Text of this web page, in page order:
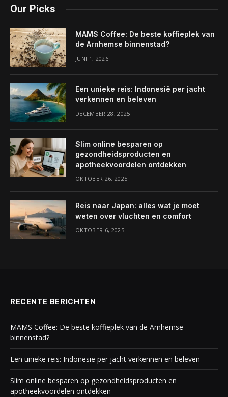
Our Picks
MAMS Coffee: De beste koffieplek van
de Arnhemse binnenstad?
JUNI 1, 2026
Een unieke reis: Indonesië per jacht
verkennen en beleven
DECEMBER 28, 2025
Slim online besparen op
gezondheidsproducten en
apotheekvoordelen ontdekken
OKTOBER 26, 2025
Reis naar Japan: alles wat je moet
weten over vluchten en comfort
OKTOBER 6, 2025
RECENTE BERICHTEN
MAMS Coffee: De beste koffieplek van de Arnhemse
binnenstad?
Een unieke reis: Indonesië per jacht verkennen en beleven
Slim online besparen op gezondheidsproducten en
apotheekvoordelen ontdekken